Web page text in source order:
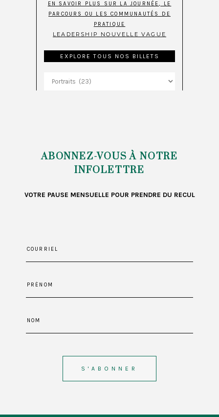
EN SAVOIR PLUS SUR LA JOURNÉE, LE
PARCOURS OU LES COMMUNAUTÉS DE
PRATIQUE
LEADERSHIP NOUVELLE VAGUE
EXPLORE TOUS NOS BILLETS
Explore
ABONNEZ-VOUS À NOTRE
INFOLETTRE
VOTRE PAUSE MENSUELLE POUR PRENDRE DU RECUL